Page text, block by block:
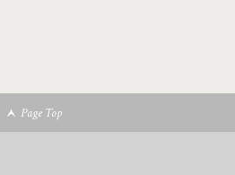
Page Top